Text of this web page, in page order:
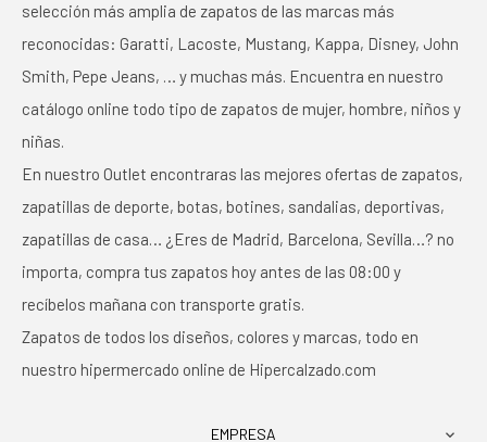
selección más amplia de zapatos de las marcas más
reconocidas: Garatti, Lacoste, Mustang, Kappa, Disney, John
Smith, Pepe Jeans, … y muchas más. Encuentra en nuestro
catálogo online todo tipo de zapatos de mujer, hombre, niños y
niñas.
En nuestro Outlet encontraras las mejores ofertas de zapatos,
zapatillas de deporte, botas, botines, sandalias, deportivas,
zapatillas de casa… ¿Eres de Madrid, Barcelona, Sevilla…? no
importa, compra tus zapatos hoy antes de las 08:00 y
recíbelos mañana con transporte gratis.
Zapatos de todos los diseños, colores y marcas, todo en
nuestro hipermercado online de Hipercalzado.com
EMPRESA 